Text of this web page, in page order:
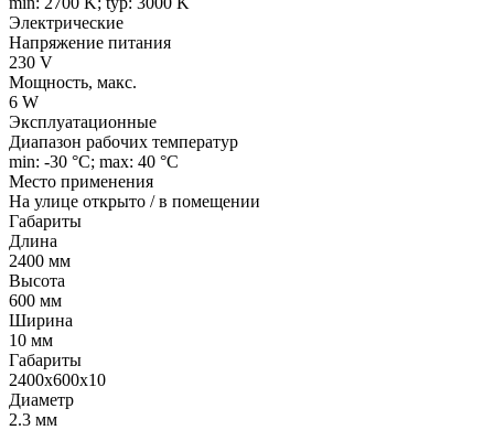
Электрические
Напряжение питания
230 V
Мощность, макс.
6 W
Эксплуатационные
Диапазон рабочих температур
min: -30 °C; max: 40 °C
Место применения
На улице открыто / в помещении
Габариты
Длина
2400 мм
Высота
600 мм
Ширина
10 мм
Габариты
2400x600x10
Диаметр
2.3 мм